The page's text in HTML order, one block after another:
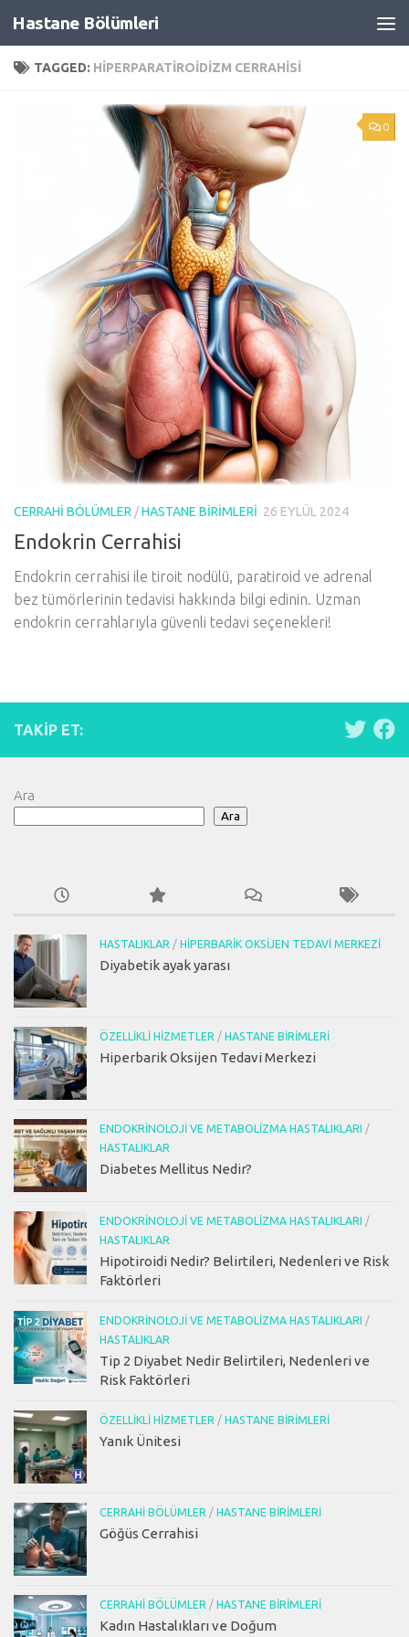
Skip to content
Hastane Bölümleri
TAGGED: HIPERPARATIROIDIZM CERRAHISI
0
CERRAHI BÖLÜMLER /HASTANE BIRIMLERI 26 EYLÜL 2024
Endokrin Cerrahisi
Endokrin cerrahisi ile tiroit nodülü, paratiroid ve adrenal
bez tümörlerinin tedavisi hakkında bilgi edinin. Uzman
endokrin cerrahlarıyla güvenli tedavi seçenekleri!
TAKIP ET:
Ara
Ara
HASTALIKLAR / HIPERBARIK OKSIJEN TEDAVI MERKEZI
Diyabetik ayak yarası
ÖZELLIKLI HIZMETLER / HASTANE BIRIMLERI
Hiperbarik Oksijen Tedavi Merkezi
ENDOKRINOLOJI VE METABOLIZMA HASTALIKLARI
/
HASTALIKLAR
Diabetes Mellitus Nedir?
ENDOKRINOLOJI VE METABOLIZMA HASTALIKLARI
/
HASTALIKLAR
Hipotiroidi Nedir? Belirtileri, Nedenleri ve Risk
Faktörleri
ENDOKRINOLOJI VE METABOLIZMA HASTALIKLARI
/
HASTALIKLAR
Tip 2 Diyabet Nedir Belirtileri, Nedenleri ve
Risk Faktörleri
ÖZELLIKLI HIZMETLER / HASTANE BIRIMLERI
Yanık Ünitesi
CERRAHI BÖLÜMLER / HASTANE BIRIMLERI
Göğüs Cerrahisi
CERRAHI BÖLÜMLER / HASTANE BIRIMLERI
Kadın Hastalıkları ve Doğum